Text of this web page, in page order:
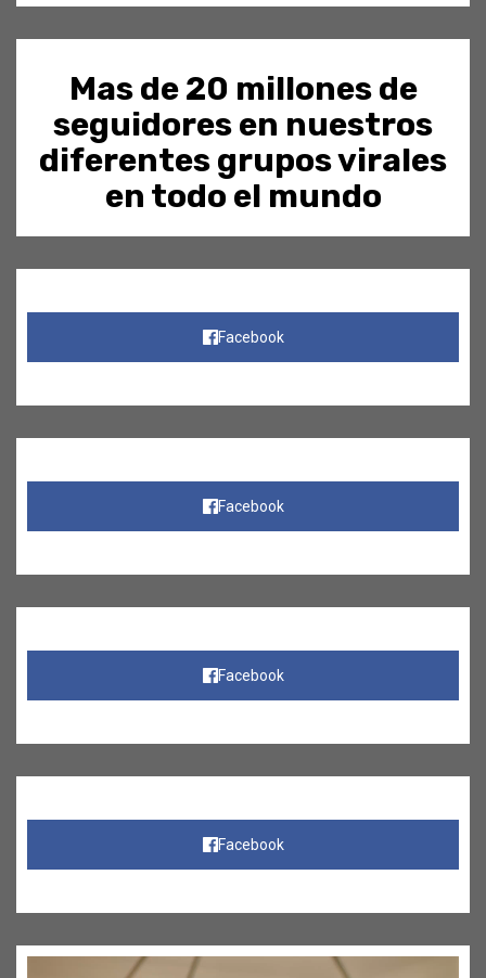
Mas de 20 millones de
seguidores en nuestros
diferentes grupos virales
en todo el mundo
Facebook
Facebook
Facebook
Facebook